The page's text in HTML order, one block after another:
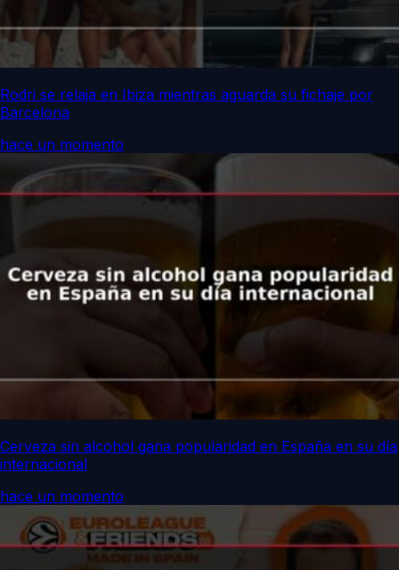
Rodri se relaja en Ibiza mientras aguarda su fichaje por
Barcelona
hace un momento
Cerveza sin alcohol gana popularidad en España en su día
internacional
hace un momento